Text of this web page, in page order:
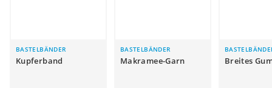
Sicherheitsweste Reiten
Service
BASTELBÄNDER
Kupferband
BASTELBÄNDER
Makramee-Garn Breites